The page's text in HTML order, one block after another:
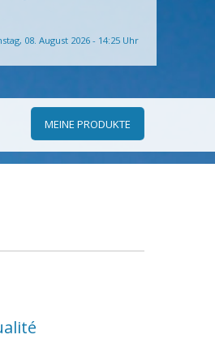
08. August 2026 - 14:25 Uhr
MEINE PRODUKTE